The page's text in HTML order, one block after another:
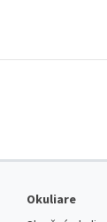
Okuliare